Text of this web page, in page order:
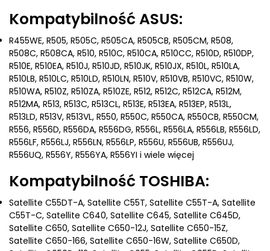
Kompatybilność ASUS:
R455WE, R505, R505C, R505CA, R505CB, R505CM, R508,
R508C, R508CA, R510, R510C, R510CA, R510CC, R510D, R510DP,
R510E, R510EA, R510J, R510JD, R510JK, R510JX, R510L, R510LA,
R510LB, R510LC, R510LD, R510LN, R510V, R510VB, R510VC, R510W,
R510WA, R510Z, R510ZA, R510ZE, R512, R512C, R512CA, R512M,
R512MA, R513, R513C, R513CL, R513E, R513EA, R513EP, R513L,
R513LD, R513V, R513VL, R550, R550C, R550CA, R550CB, R550CM,
R556, R556D, R556DA, R556DG, R556L, R556LA, R556LB, R556LD,
R556LF, R556LJ, R556LN, R556LP, R556U, R556UB, R556UJ,
R556UQ, R556Y, R556YA, R556YI i wiele więcej
Kompatybilność TOSHIBA:
Satellite C55DT-A, Satellite C55T, Satellite C55T-A, Satellite
C55T-C, Satellite C640, Satellite C645, Satellite C645D,
Satellite C650, Satellite C650-12J, Satellite C650-15Z,
Satellite C650-166, Satellite C650-16W, Satellite C650D,